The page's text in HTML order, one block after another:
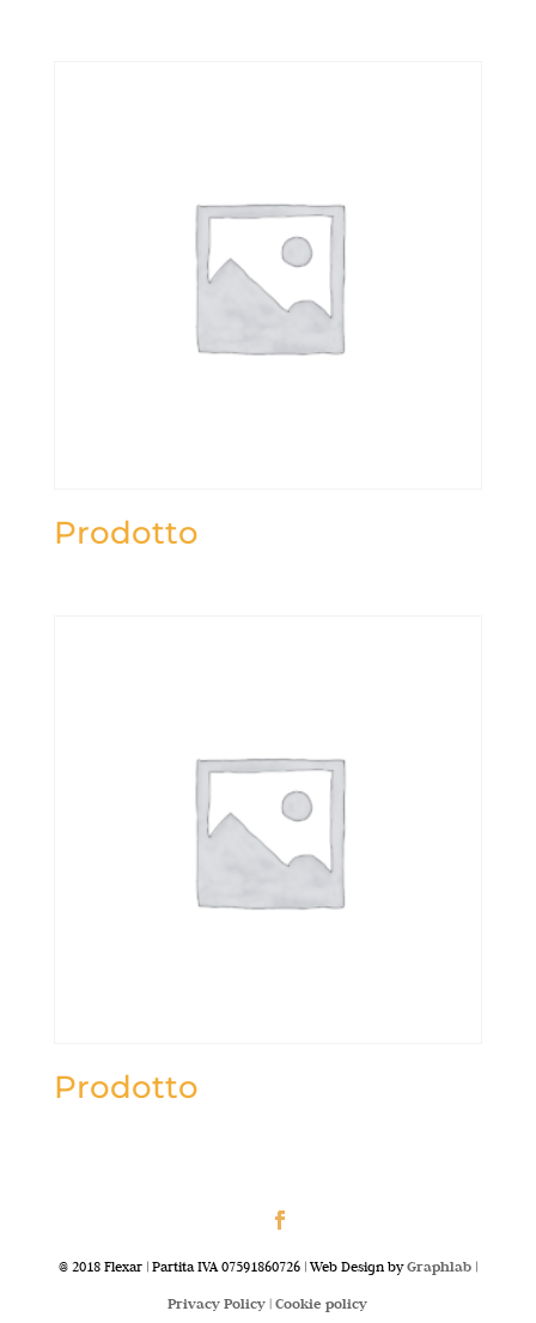
Prodotto
Prodotto
@ 2018 Flexar | Partita IVA 07591860726 | Web Design byGraphlab|
Privacy Policy |Cookie policy